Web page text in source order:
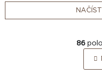
86